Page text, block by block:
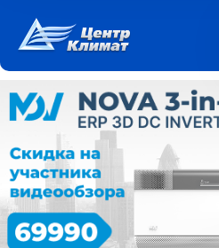
Каталог
Статьи
Наши работы
Доставка и оплата
8:00 - 20:00